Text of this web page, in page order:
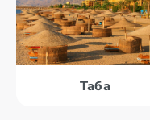
Таба